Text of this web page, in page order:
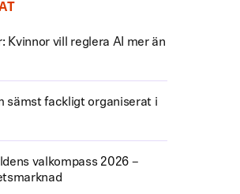
Kvinnor vill reglera AI mer än
sämst fackligt organiserat i
valkompass 2026 –